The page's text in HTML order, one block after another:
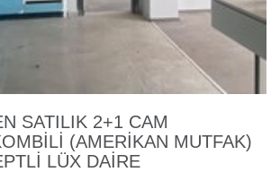
SATILIK 2+1 CAM
(AMERİKAN MUTFAK)
LÜX DAİRE